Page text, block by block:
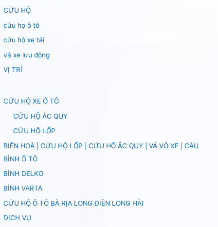
CỨU HỘ
cứu họ ô tô
cứu hộ xe tải
vá xe lưu động
VỊ TRÍ
CỨU HỘ XE Ô TÔ
CỨU HỘ ẮC QUY
CỨU HỘ LỐP
BIÊN HOÀ | CỨU HỘ LỐP | CỨU HỘ ẮC QUY | VÁ VỎ XE | CÂU
BÌNH Ô TÔ
BÌNH DELKO
BÌNH VARTA
CỨU HỘ Ô TÔ BÀ RỊA LONG ĐIỀN LONG HẢI
DỊCH VỤ